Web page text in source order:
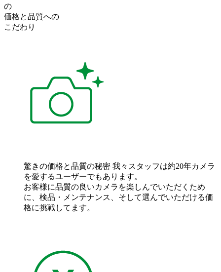
の
価格と品質への
こだわり
驚きの価格と品質の秘密 我々スタッフは約20年カメラ
を愛するユーザーでもあります。
お客様に品質の良いカメラを楽しんでいただくため
に、検品・メンテナンス、そして選んでいただける価
格に挑戦してます。